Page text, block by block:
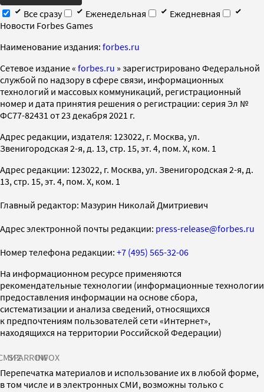
Все сразу
Еженедельная
Ежедневная
Новости Forbes Games
Наименование издания: forbes.ru
Cетевое издание « forbes.ru » зарегистрировано Федеральной
службой по надзору в сфере связи, информационных
технологий и массовых коммуникаций, регистрационный
номер и дата принятия решения о регистрации: серия Эл №
ФС77-82431 от 23 декабря 2021 г.
Адрес редакции, издателя: 123022, г. Москва, ул.
Звенигородская 2-я, д. 13, стр. 15, эт. 4, пом. X, ком. 1
Адрес редакции: 123022, г. Москва, ул. Звенигородская 2-я, д.
13, стр. 15, эт. 4, пом. X, ком. 1
Главный редактор: Мазурин Николай Дмитриевич
Адрес электронной почты редакции: press-release@forbes.ru
Номер телефона редакции: +7 (495) 565-32-06
На информационном ресурсе применяются
рекомендательные технологии (информационные технологии
предоставления информации на основе сбора,
систематизации и анализа сведений, относящихся
к предпочтениям пользователей сети «Интернет»,
находящихся на территории Российской Федерации)
SPARROWINFOX
Перепечатка материалов и использование их в любой форме,
в том числе и в электронных СМИ, возможны только с